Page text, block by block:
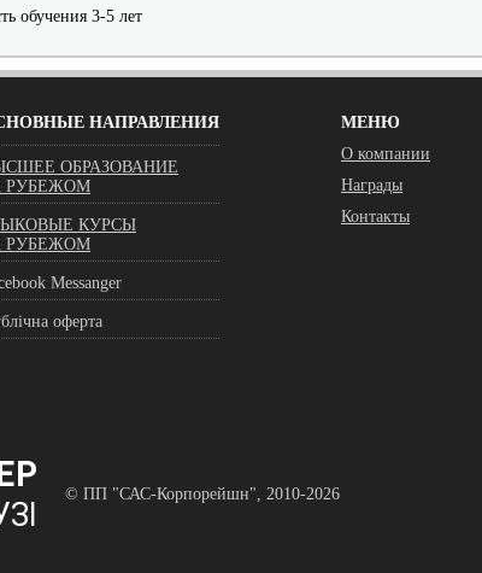
обучения 3-5 лет
НАПРАВЛЕНИЯ
ОБРАЗОВАНИЕ
РУБЕЖОМ
КУРСЫ
РУБЕЖОМ
Messanger
оферта
МЕНЮ
О компании
Награды
Контакты
© ПП "САС-Корпорейшн", 2010-2026